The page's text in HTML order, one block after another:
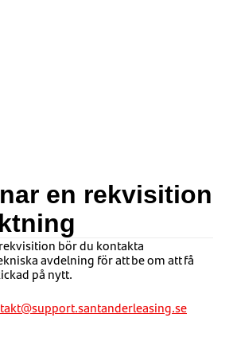
en rekvisition
bör du kontakta
avdelning för att be om att få
på nytt.